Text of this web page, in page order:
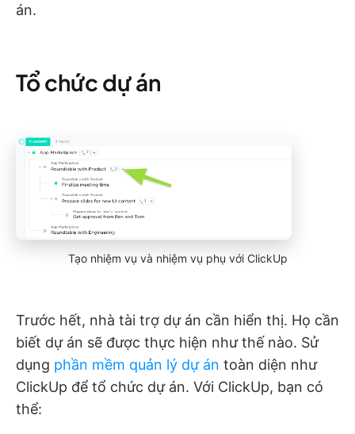
án.
Tổ chức dự án
Tạo nhiệm vụ và nhiệm vụ phụ với ClickUp
Trước hết, nhà tài trợ dự án cần hiển thị. Họ cần
biết dự án sẽ được thực hiện như thế nào. Sử
dụng phần mềm quản lý dự án toàn diện như
ClickUp để tổ chức dự án. Với ClickUp, bạn có
thể: